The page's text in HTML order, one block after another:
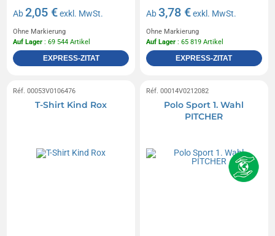
Ab2,05 €exkl. MwSt.
Ohne Markierung
Auf Lager : 69 544 Artikel
EXPRESS-ZITAT
Ab3,78 €exkl. MwSt.
Ohne Markierung
Auf Lager : 65 819 Artikel
EXPRESS-ZITAT
Réf. 00053V0106476
T-Shirt Kind Rox
Réf. 00014V0212082
Polo Sport 1. Wahl
PITCHER